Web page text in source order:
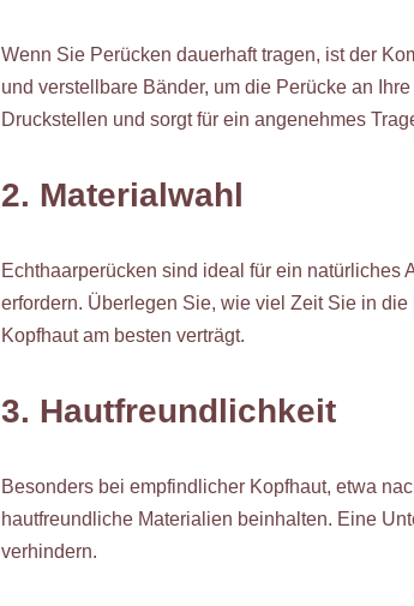
Wenn Sie Perücken dauerhaft tragen, ist der
und verstellbare Bänder, um die Perücke an
Druckstellen und sorgt für ein angenehmes
2. Materialwahl
Echthaarperücken sind ideal für ein
erfordern. Überlegen Sie, wie viel Zeit Sie in
Kopfhaut am besten verträgt.
3. Hautfreundlichkeit
Besonders bei empfindlicher Kopfhaut, etwa
hautfreundliche Materialien beinhalten. Eine
verhindern.